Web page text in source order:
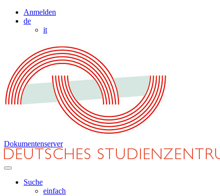
Anmelden
de
it
Dokumentenserver
Suche
einfach